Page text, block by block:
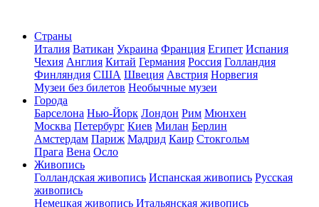
Страны
Италия Ватикан Украина Франция Египет Испания
Чехия Англия Китай Германия Россия Голландия
Финляндия США Швеция Австрия Норвегия
Музеи без билетов Необычные музеи
Города
Барселона Нью-Йорк Лондон Рим Мюнхен
Москва Петербург Киев Милан Берлин
Амстердам Париж Мадрид Каир Стокгольм
Прага Вена Осло
Живопись
Голландская живопись Испанская живопись Русская
живопись
Немецкая живопись Итальянская живопись